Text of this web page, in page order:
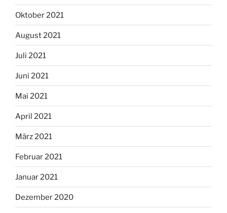
Oktober 2021
August 2021
Juli 2021
Juni 2021
Mai 2021
April 2021
März 2021
Februar 2021
Januar 2021
Dezember 2020